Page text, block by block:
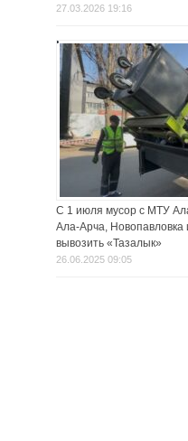
27.03.2026 19:16
С 1 июля мусор с МТУ
Ала-Арча, Новопавловка
вывозить «Тазалык»
26.06.2025 09:05